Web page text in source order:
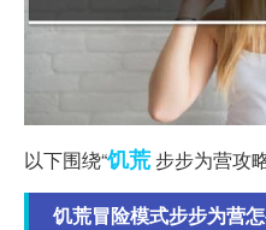
以下围绕“饥荒 步步为营攻
饥荒冒险模式步步为营